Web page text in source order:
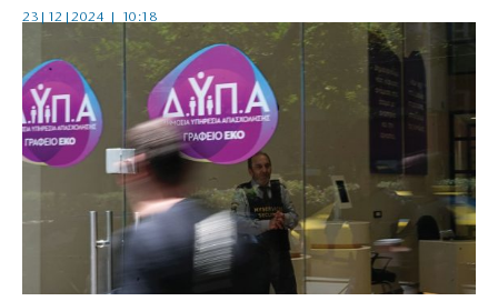
23|12|2024 | 10:18